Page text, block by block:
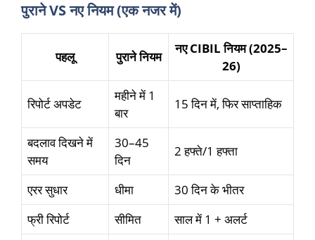
पुराने VS नए नियम (एक नजर में)
पहलू पुराने नियम
नए CIBIL नियम (2025–
26)
रिपोर्ट अपडेट
महीने में 1
बार
15 दिन में, फिर साप्ताहिक
बदलाव दिखने में
समय
30–45
दिन
2 हफ्ते/1 हफ्ता
एरर सुधार धीमा
30 दिन के भीतर
फ्री रिपोर्ट
सीमित
साल में 1 + अलर्ट